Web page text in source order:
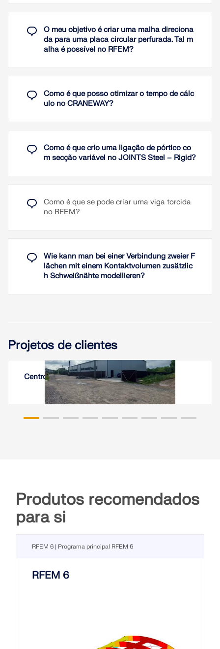
Ler mais
expansível à direita. As cadeias de cotas geradas
podem ser eliminadas e movidas.
O meu objetivo é criar uma malha direciona
da para uma placa circular perfurada. Tal m
alha é possível no RFEM?
Como é que posso otimizar o tempo de cálc
ulo no CRANEWAY?
Como é que crio uma ligação de pórtico co
m secção variável no JOINTS Steel – Rigid?
Como é que se pode criar uma viga torcida
no RFEM?
Wie kann man bei einer Verbindung zweier F
lächen mit einem Kontaktvolumen zusätzlic
h Schweißnähte modellieren?
Projetos de clientes
Centro logístico em Khmelnytskyi, Ucrânia
Produtos recomendados
para si
RFEM 6 | Programa principal RFEM 6
RFEM 6